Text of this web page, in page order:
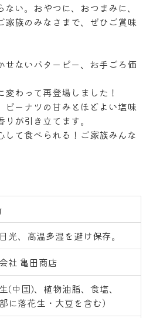
い。おやつに、おつまみに、
家族のみなさまで、ぜひご賞味
せないバターピー、お手ごろ価
わって再登場しました！
ピーナツの甘みとほどよい塩味
が引き立てます。
して食べられる！ご家族みんな
光、高温多湿を避け保存。
社 亀田商店
(中国)、植物油脂、食塩、
部に落花生・大豆を含む）